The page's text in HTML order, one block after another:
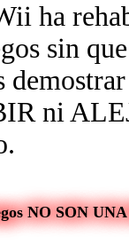
ha
sin
ni
NO SON